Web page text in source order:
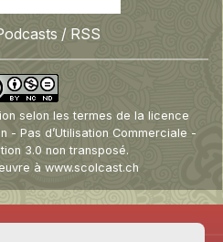
/ RSS
selon les termes de la licence
- Pas d’Utilisation Commerciale -
3.0 non transposé.
à www.scolcast.ch